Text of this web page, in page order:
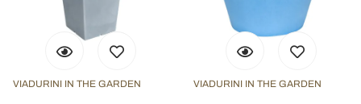
VIADURINI IN THE GARDEN VIADURINI IN THE GARDEN